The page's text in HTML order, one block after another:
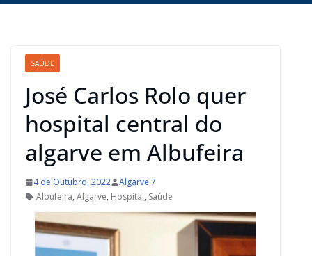
SAÚDE
José Carlos Rolo quer
hospital central do
algarve em Albufeira
4 de Outubro, 2022
Algarve 7
Albufeira, Algarve, Hospital, Saúde